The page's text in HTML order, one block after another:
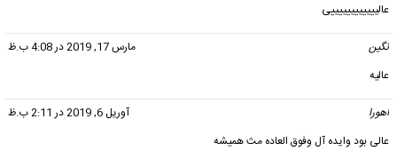
عالییییییییییییی
نگین
مارس 17, 2019 در 4:08 ب.ظ
عالیه
اهورا
آوریل 6, 2019 در 2:11 ب.ظ
عالی بود وایده آل وفوق العاده مث همیشه